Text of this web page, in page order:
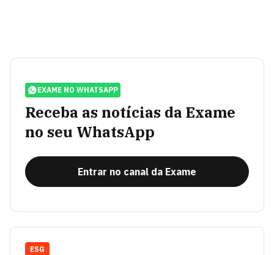
EXAME NO WHATSAPP
Receba as notícias da Exame
no seu WhatsApp
Entrar no canal da Exame
ESG